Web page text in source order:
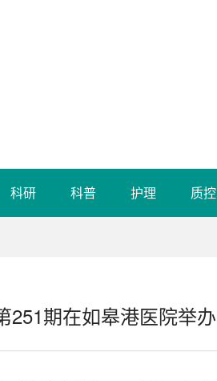
科研 科普 护理 质控
251期在如皋港医院举办